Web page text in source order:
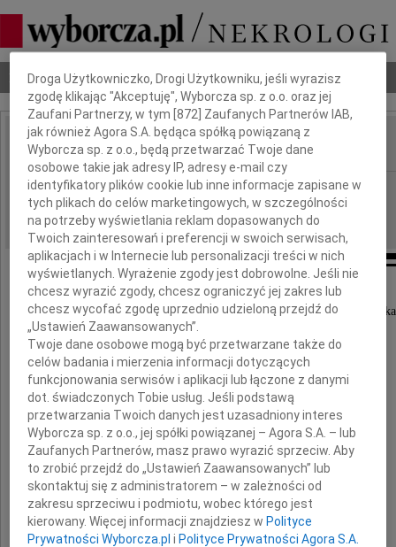
Nekrologi Odeszli Poradnik pogrzebowy
IMIĘ I NAZWISKO:
REGION: Szczecin
DATA EMISJI: 08.09.2017
Głęboko zasmuceni żegnamy
naszego wieloletniego kolegę i współpracownika
Roberta Nowickiego.
Dbamy o Twoją prywatność
Droga Użytkowniczko, Drogi Użytkowniku, jeśli wyrazisz
zgodę klikając "Akceptuję", Wyborcza sp. z o.o. oraz jej
Zaufani Partnerzy, w tym [872] Zaufanych Partnerów IAB,
jak również Agora S.A. będąca spółką powiązaną z
Wyborcza sp. z o.o., będą przetwarzać Twoje dane
osobowe takie jak adresy IP, adresy e-mail czy
identyfikatory plików cookie lub inne informacje zapisane w
tych plikach do celów marketingowych, w szczególności
na potrzeby wyświetlania reklam dopasowanych do
Twoich zainteresowań i preferencji w swoich serwisach,
aplikacjach i w Internecie lub personalizacji treści w nich
wyświetlanych. Wyrażenie zgody jest dobrowolne. Jeśli nie
chcesz wyrazić zgody, chcesz ograniczyć jej zakres lub
chcesz wycofać zgodę uprzednio udzieloną przejdź do
„Ustawień Zaawansowanych”.
Twoje dane osobowe mogą być przetwarzane także do
celów badania i mierzenia informacji dotyczących
funkcjonowania serwisów i aplikacji lub łączone z danymi
dot. świadczonych Tobie usług. Jeśli podstawą
przetwarzania Twoich danych jest uzasadniony interes
Wyborcza sp. z o.o., jej spółki powiązanej – Agora S.A. – lub
Zaufanych Partnerów, masz prawo wyrazić sprzeciw. Aby
to zrobić przejdź do „Ustawień Zaawansowanych” lub
skontaktuj się z administratorem – w zależności od
zakresu sprzeciwu i podmiotu, wobec którego jest
kierowany. Więcej informacji znajdziesz wPolityce
Prywatności Wyborcza.pl iPolityce Prywatności Agora S.A.